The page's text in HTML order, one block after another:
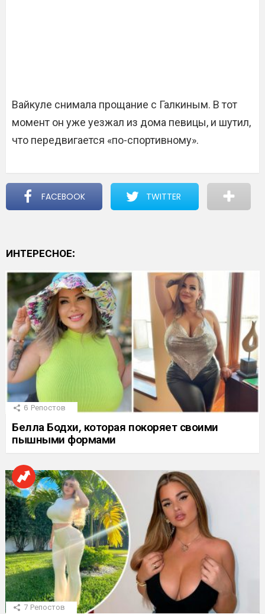
Вайкуле снимала прощание с Галкиным. В тот
момент он уже уезжал из дома певицы, и шутил,
что передвигается «по-спортивному».
FACEBOOK TWITTER
ИНТЕРЕСНОЕ:
6 Репостов
Белла Бодхи, которая покоряет своими
пышными формами
7 Репостов